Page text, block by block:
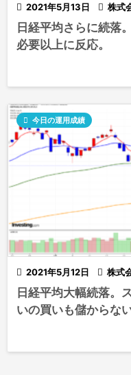
 2021年5月13日  株式
日経平均さらに続落
必要以上に反応。
 2021年5月12日
 今日の運用成績
 株式
日経平均大幅続落。
いの買いも儲からな